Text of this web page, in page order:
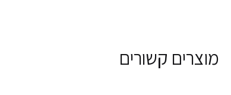
מוצרים קשורים